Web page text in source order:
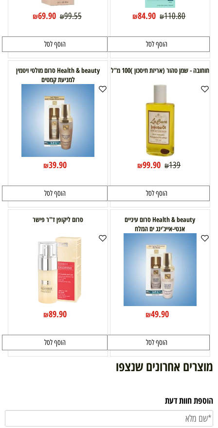
₪110.80
₪84.90
הוסף לסל
₪99.55
₪69.90
הוסף לסל
חוחובה - שמן טהור (אריזת חיסכון )100 מ"ל
₪139
₪99.90
הוסף לסל
Health & beauty סרום מולטי ויטמין
למניעת קמטים
₪39.90
הוסף לסל
Health & beauty סרום עיניים
אנטי-אייג'ינג ים המלח
₪49.90
הוסף לסל
סרום ליקופן ד"ר פישר
₪89.90
הוסף לסל
מוצרים אחרונים שנצפו
הוספת חוות דעת